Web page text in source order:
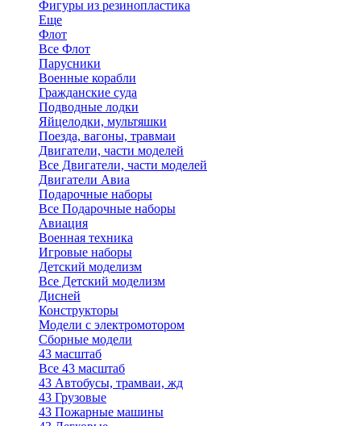
Фигуры из резинопластика
Еще
Флот
Все Флот
Парусники
Военные корабли
Гражданские суда
Подводные лодки
Яйцелодки, мультяшки
Поезда, вагоны, травмаи
Двигатели, части моделей
Все Двигатели, части моделей
Двигатели Авиа
Подарочные наборы
Все Подарочные наборы
Авиация
Военная техника
Игровые наборы
Детский моделизм
Все Детский моделизм
Дисней
Конструкторы
Модели с электромотором
Сборные модели
43 масштаб
Все 43 масштаб
43 Автобусы, трамваи, жд
43 Грузовые
43 Пожарные машины